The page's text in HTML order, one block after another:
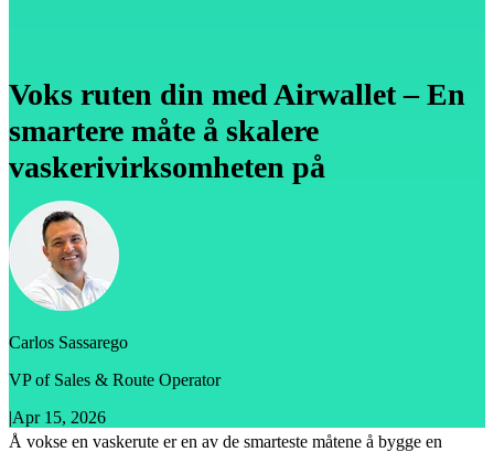
Voks ruten din med Airwallet – En
smartere måte å skalere
vaskerivirksomheten på
Carlos Sassarego
VP of Sales & Route Operator
|Apr 15, 2026
Å vokse en vaskerute er en av de smarteste måtene å bygge en